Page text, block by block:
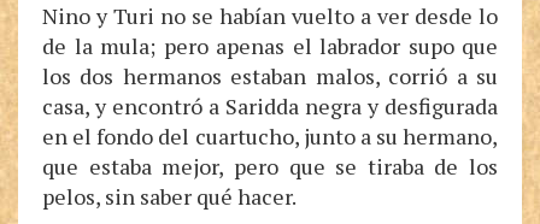
Nino y Turi no se habían vuelto a ver desde lo
de la mula; pero apenas el labrador supo que
los dos hermanos estaban malos, corrió a su
casa, y encontró a Saridda negra y desfigurada
en el fondo del cuartucho, junto a su hermano,
que estaba mejor, pero que se tiraba de los
pelos, sin saber qué hacer.